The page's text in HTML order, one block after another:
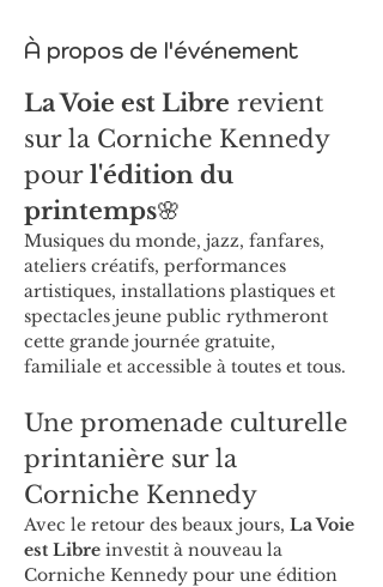
À propos de l'événement
La Voie est Libre revient
sur la Corniche Kennedy
pour l'édition du
printemps🌸
Musiques du monde, jazz, fanfares,
ateliers créatifs, performances
artistiques, installations plastiques et
spectacles jeune public rythmeront
cette grande journée gratuite,
familiale et accessible à toutes et tous.
Une promenade culturelle
printanière sur la
Corniche Kennedy
Avec le retour des beaux jours, La Voie
est Libre investit à nouveau la
Corniche Kennedy pour une édition